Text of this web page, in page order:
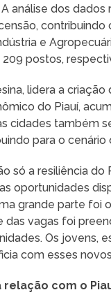
análise dos
contribuindo
e
postos,
lidera a
do Piauí,
cidades também
para o
só a resiliência
oportunidades
grande parte foi
das vagas foi
Os jovens,
com esses
relação com o